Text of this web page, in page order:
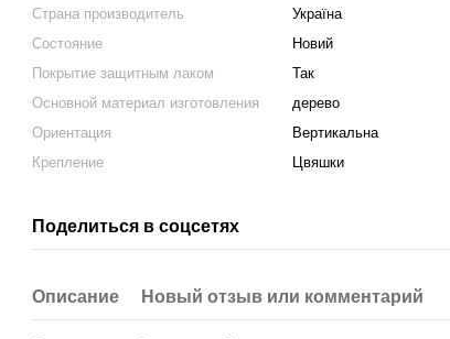
Страна производитель
Україна
Состояние
Новий
Покрытие защитным лаком
Так
Основной материал изготовления
дерево
Ориентация
Вертикальна
Крепление
Цвяшки
Поделиться в соцсетях
Описание Новый отзыв или комментарий